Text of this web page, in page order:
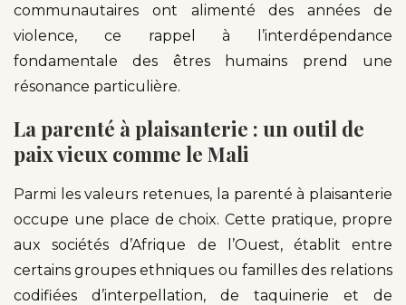
communautaires ont alimenté des années de
violence, ce rappel à l’interdépendance
fondamentale des êtres humains prend une
résonance particulière.
La parenté à plaisanterie : un outil de
paix vieux comme le Mali
Parmi les valeurs retenues, la parenté à plaisanterie
occupe une place de choix. Cette pratique, propre
aux sociétés d’Afrique de l’Ouest, établit entre
certains groupes ethniques ou familles des relations
codifiées d’interpellation, de taquinerie et de